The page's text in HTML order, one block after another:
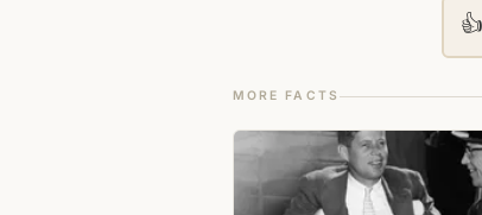
👍
MORE FACTS